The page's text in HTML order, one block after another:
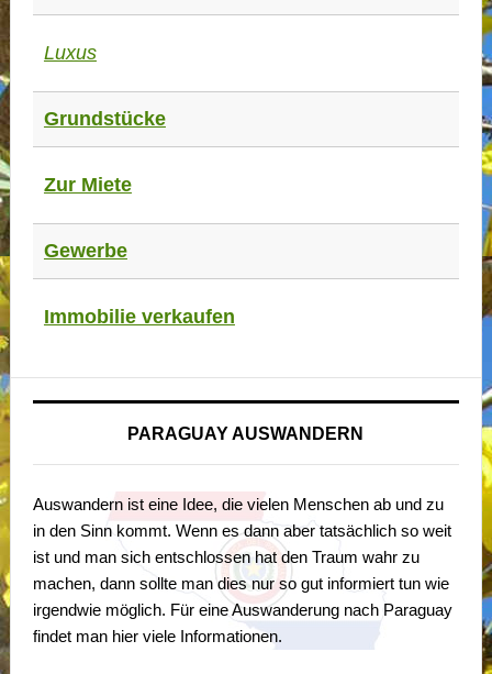
Luxus
Grundstücke
Zur Miete
Gewerbe
Immobilie verkaufen
PARAGUAY AUSWANDERN
Auswandern ist eine Idee, die vielen Menschen ab und zu
in den Sinn kommt. Wenn es dann aber tatsächlich so weit
ist und man sich entschlossen hat den Traum wahr zu
machen, dann sollte man dies nur so gut informiert tun wie
irgendwie möglich. Für eine Auswanderung nach Paraguay
findet man hier viele Informationen.